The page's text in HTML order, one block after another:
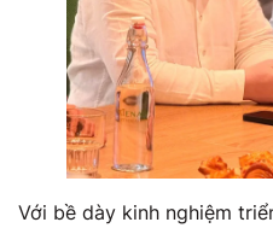
Với bề dày kinh nghiệm